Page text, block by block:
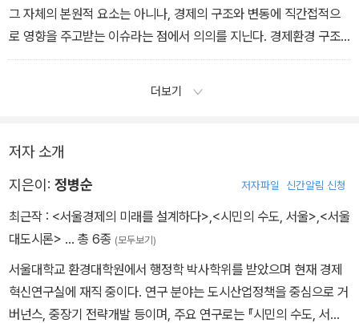
그 자체의 본원적 요소는 아니나, 경제의 구조와 변동에 직간접적으
로 영향을 주고받는 이슈라는 점에서 의의를 지닌다. 경제환경 구조
변화 분야는 인구고령화와 저출산을 필두로, 글로벌 지정학적 갈등이
더보기
저자 소개
지은이: 정병순 저자파일 신간알림 신청
최근작 : <서울경제의 미래를 설계하다> <시민의 수도, 서울> <서울
대도시론> … 총 6종 (모두보기)
서울대학교 환경대학원에서 행정학 박사학위를 받았으며 현재 경제
혁신연구실에 재직 중이다. 연구 분야는 도시산업정책을 중심으로 거
버넌스, 중장기 전략개발 등이며, 주요 연구로는 『시민의 수도, 서울